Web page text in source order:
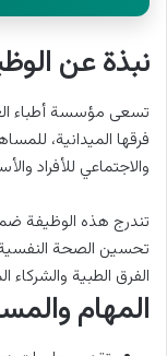
نبذة عن
تسعى مؤسسة أطباء
فرقها الميدانية،
والاجتماعي للأفراد
تندرج هذه الوظيفة
تحسين الصحة
الفرق الطبية والشركاء
المهام